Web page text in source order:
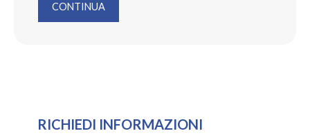
CONTINUA
RICHIEDI INFORMAZIONI